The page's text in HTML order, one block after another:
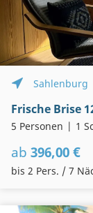
Sahlenburg
5 Personen 1
ab 396,00 €
bis 2 Pers. / 7